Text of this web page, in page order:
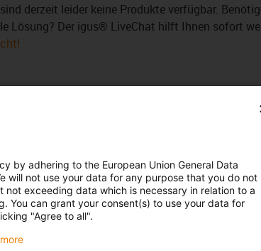
derzeit leider keine Produkte verfügbar.
Lösung? Der igus® LiveChat hilft Ihnen sofort
Beratung und Lieferung
Persönlich
Montag bis Freitag: 8 – 20 Uhr
by adhering to the European Union General Data
will not use your data for any purpose that you do not
exceeding data which is necessary in relation to a
You can grant your consent(s) to use your data for
"Agree to all".